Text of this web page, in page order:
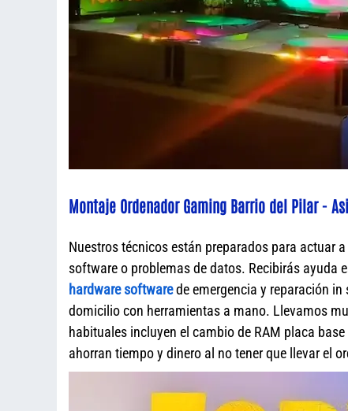
Montaje Ordenador Gaming Barrio del Pilar -
Nuestros técnicos están preparados para actuar
software o problemas de datos. Recibirás ayuda
hardware softwarede emergencia y reparación in
domicilio con herramientas a mano. Llevamos
habituales incluyen el cambio de RAM placa
ahorran tiempo y dinero al no tener que llevar el